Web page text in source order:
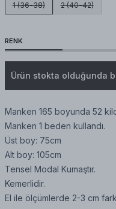
1 (36-38) 2 (40-42)
RENK
Ürün stokta olduğunda
Manken 165 boyunda 52
Manken 1 beden kullandı.
Üst boy: 75cm
Alt boy: 105cm
Tensel Modal Kumaştır.
Kemerlidir.
El ile ölçümlerde 2-3 cm